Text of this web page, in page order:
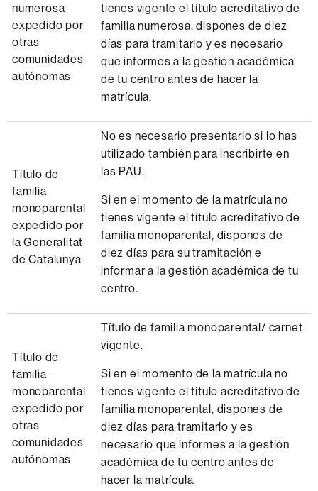
numerosa
expedido por
otras
comunidades
autónomas
tienes vigente el título acreditativo de
familia numerosa, dispones de diez
días para tramitarlo y es necesario
que informes a la gestión académica
de tu centro antes de hacer la
matrícula.
Título de
familia
monoparental
expedido por
la Generalitat
de Catalunya
No es necesario presentarlo si lo has
utilizado también para inscribirte en
las PAU.
Si en el momento de la matrícula no
tienes vigente el título acreditativo de
familia monoparental, dispones de
diez días para su tramitación e
informar a la gestión académica de tu
centro.
Título de
familia
monoparental
expedido por
otras
comunidades
autónomas
Título de familia monoparental/ carnet
vigente.
Si en el momento de la matrícula no
tienes vigente el título acreditativo de
familia monoparental, dispones de
diez días para tramitarlo y es
necesario que informes a la gestión
académica de tu centro antes de
hacer la matrícula.